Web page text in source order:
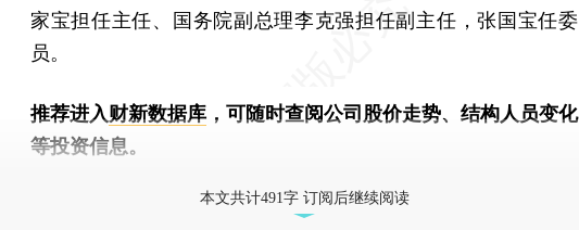
家宝担任主任、国务院副总理李克强担任副主任，张国宝任委
员。
推荐进入财新数据库 ，可随时查阅公司股价走势、结构人员变化
等投资信息。
本文共计491字 订阅后继续阅读